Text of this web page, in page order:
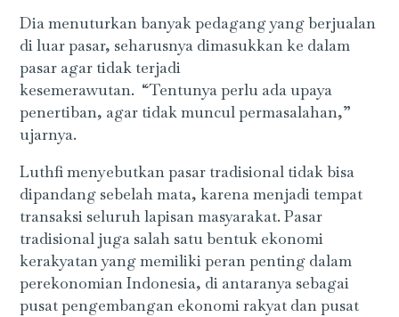
Dia menuturkan banyak pedagang yang berjualan
di luar pasar, seharusnya dimasukkan ke dalam
pasar agar tidak terjadi
kesemerawutan. “Tentunya perlu ada upaya
penertiban, agar tidak muncul permasalahan,”
ujarnya.
Luthfi menyebutkan pasar tradisional tidak bisa
dipandang sebelah mata, karena menjadi tempat
transaksi seluruh lapisan masyarakat. Pasar
tradisional juga salah satu bentuk ekonomi
kerakyatan yang memiliki peran penting dalam
perekonomian Indonesia, di antaranya sebagai
pusat pengembangan ekonomi rakyat dan pusat